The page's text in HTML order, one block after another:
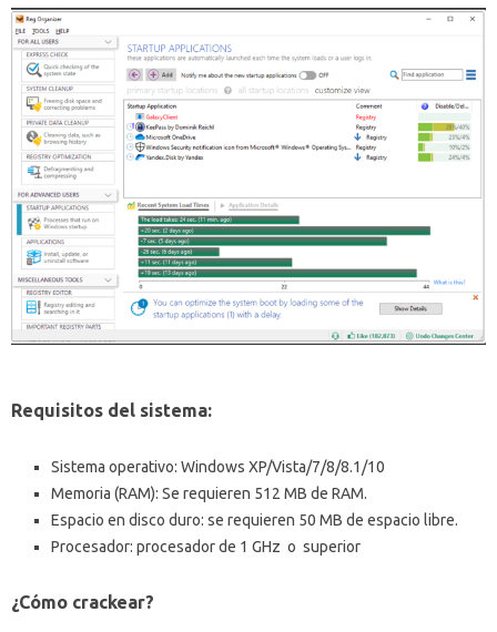
Requisitos del sistema:
Sistema operativo: Windows XP/Vista/7/8/8.1/10
Memoria (RAM): Se requieren 512 MB de RAM.
Espacio en disco duro: se requieren 50 MB de espacio libre.
Procesador: procesador de 1 GHz o superior
¿Cómo crackear?